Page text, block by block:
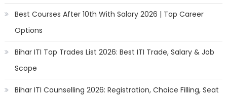
Best Courses After 10th With Salary 2026 | Top Career
Options
Bihar ITI Top Trades List 2026: Best ITI Trade, Salary & Job
Scope
Bihar ITI Counselling 2026: Registration, Choice Filling, Seat